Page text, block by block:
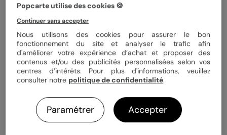
Quantité Échantillon personnalisé
1,25 €
Enveloppe blanche offerte
Fabrication française
Expédition rapide en 24h
Popcarte utilise des cookies 🍪
Continuer sans accepter
Nous utilisons des cookies pour assurer le bon
fonctionnement du site et analyser le trafic afin
d'améliorer votre expérience d’achat et proposer des
contenus et/ou des publicités personnalisées selon vos
centres d’intérêts. Pour plus d'informations, veuillez
consulter notre politique de confidentialité.
Paramétrer Accepter